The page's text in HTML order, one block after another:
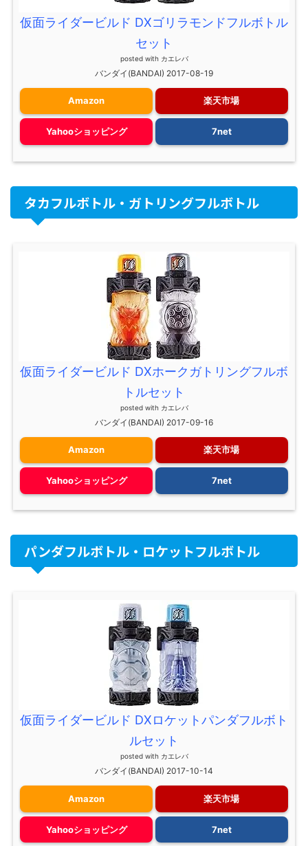
仮面ライダービルド DXゴリラモンドフルボトル
セット
posted with カエレバ
バンダイ(BANDAI) 2017-08-19
Amazon 楽天市場
Yahooショッピング 7net
タカフルボトル・ガトリングフルボトル
仮面ライダービルド DXホークガトリングフルボ
トルセット
posted with カエレバ
バンダイ(BANDAI) 2017-09-16
Amazon 楽天市場
Yahooショッピング 7net
パンダフルボトル・ロケットフルボトル
仮面ライダービルド DXロケットパンダフルボト
ルセット
posted with カエレバ
バンダイ(BANDAI) 2017-10-14
Amazon 楽天市場
Yahooショッピング 7net